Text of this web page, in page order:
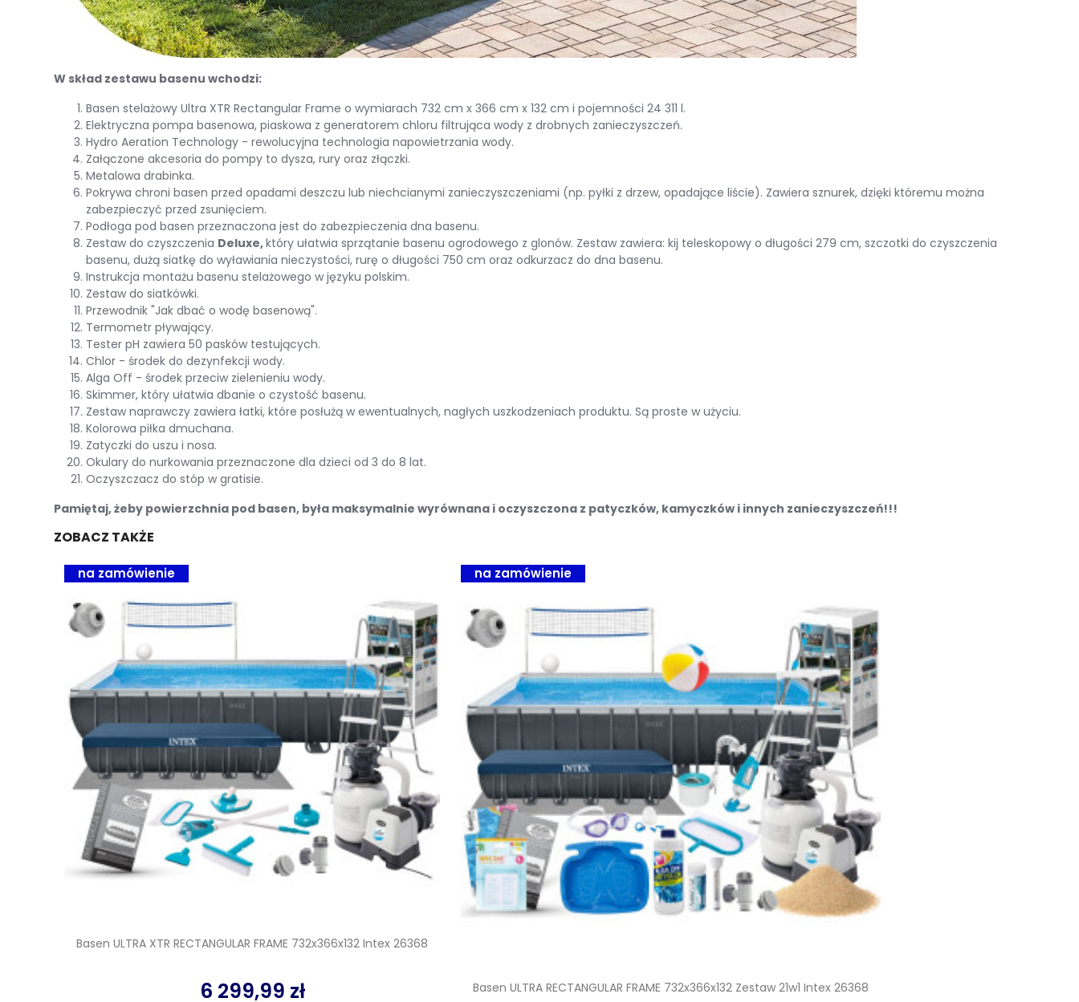
W skład zestawu basenu wchodzi:
Basen stelażowy Ultra XTR Rectangular Frame o wymiarach 732 cm x 366 cm x 132 cm i pojemności 24 311 l.
Elektryczna pompa basenowa, piaskowa z generatorem chloru filtrująca wody z drobnych zanieczyszczeń.
Hydro Aeration Technology - rewolucyjna technologia napowietrzania wody.
Załączone akcesoria do pompy to dysza, rury oraz złączki.
Metalowa drabinka.
Pokrywa chroni basen przed opadami deszczu lub niechcianymi zanieczyszczeniami (np. pyłki z drzew, opadające liście). Zawiera sznurek, dzięki któremu można
zabezpieczyć przed zsunięciem.
Podłoga pod basen przeznaczona jest do zabezpieczenia dna basenu.
Zestaw do czyszczenia Deluxe,który ułatwia sprzątanie basenu ogrodowego z glonów. Zestaw zawiera: kij teleskopowy o długości 279 cm, szczotki do czyszczenia
basenu, dużą siatkę do wyławiania nieczystości, rurę o długości 750 cm oraz odkurzacz do dna basenu.
Instrukcja montażu basenu stelażowego w języku polskim.
Zestaw do siatkówki.
Przewodnik "Jak dbać o wodę basenową".
Termometr pływający.
Tester pH zawiera 50 pasków testujących.
Chlor - środek do dezynfekcji wody.
Alga Off - środek przeciw zielenieniu wody.
Skimmer, który ułatwia dbanie o czystość basenu.
Zestaw naprawczy zawiera łatki, które posłużą w ewentualnych, nagłych uszkodzeniach produktu. Są proste w użyciu.
Kolorowa piłka dmuchana.
Zatyczki do uszu i nosa.
Okulary do nurkowania przeznaczone dla dzieci od 3 do 8 lat.
Oczyszczacz do stóp w gratisie.
Pamiętaj, żeby powierzchnia pod basen, była maksymalnie wyrównana i oczyszczona z patyczków, kamyczków i innych zanieczyszczeń!!!
ZOBACZ TAKŻE
Basen ULTRA XTR RECTANGULAR FRAME 732x366x132 Intex 26368
6 299,99 zł
na zamówienie
Basen ULTRA RECTANGULAR FRAME 732x366x132 Zestaw 21w1 Intex 26368
na zamówienie